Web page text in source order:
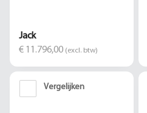
Jack
€ 11.796,00 (excl. btw)
Vergelijken